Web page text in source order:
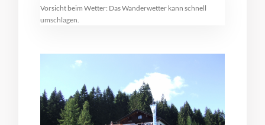
Vorsicht beim Wetter: Das Wanderwetter kann schnell
umschlagen.